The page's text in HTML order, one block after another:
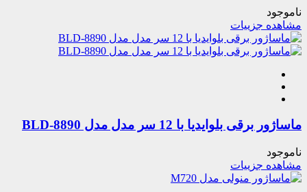
ناموجود
مشاهده جزییات
ماساژور برقی بلوایدیا با 12 سر مدل مدل BLD-8890
ناموجود
مشاهده جزییات